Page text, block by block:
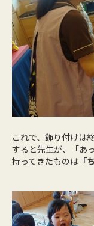
これで、飾り付けは
すると先生が、「あ
持ってきたものは 「